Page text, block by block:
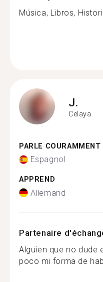
Música, Libros,
J.
Celaya
PARLE COURAMMENT
Espagnol
APPREND
Allemand
Partenaire
Alguien que no dude
poco mi forma de